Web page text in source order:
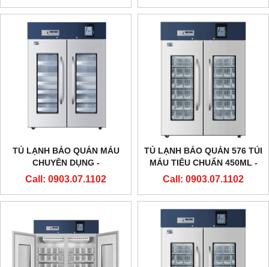
TỦ LẠNH BẢO QUẢN MÁU
CHUYÊN DỤNG -
MODEL:HXC-1308B - HAIER
Call: 0903.07.1102
TỦ LẠNH BẢO QUẢN 576 TÚI
MÁU TIÊU CHUẨN 450ML -
MODEL:HXC-1308 - HAIER
Call: 0903.07.1102